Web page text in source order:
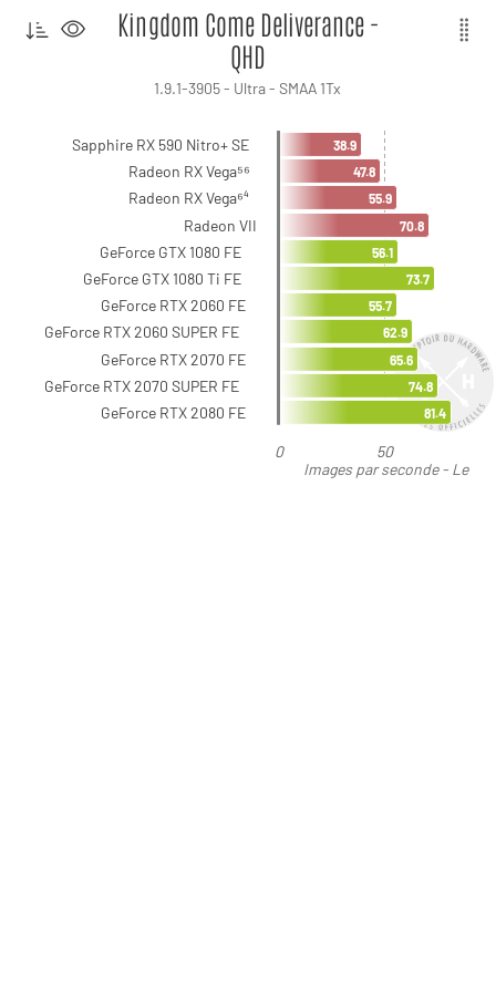
Images par seconde - Le
Kingdom Come Deliverance -
QHD
1.9.1-3905 - Ultra - SMAA 1Tx
0 50
Sapphire RX 590 Nitro+ SE
Radeon RX Vega⁵⁶
Radeon RX Vega⁶⁴
Radeon VII
GeForce GTX 1080 FE
GeForce GTX 1080 Ti FE
GeForce RTX 2060 FE
GeForce RTX 2060 SUPER FE
GeForce RTX 2070 FE
GeForce RTX 2070 SUPER FE
GeForce RTX 2080 FE
38.9
47.8
55.9
70.8
56.1
73.7
55.7
62.9
65.6
74.8
81.4